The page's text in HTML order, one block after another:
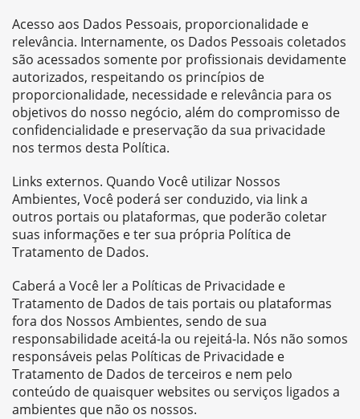
Acesso aos Dados Pessoais, proporcionalidade e
relevância. Internamente, os Dados Pessoais coletados
são acessados somente por profissionais devidamente
autorizados, respeitando os princípios de
proporcionalidade, necessidade e relevância para os
objetivos do nosso negócio, além do compromisso de
confidencialidade e preservação da sua privacidade
nos termos desta Política.
Links externos. Quando Você utilizar Nossos
Ambientes, Você poderá ser conduzido, via link a
outros portais ou plataformas, que poderão coletar
suas informações e ter sua própria Política de
Tratamento de Dados.
Caberá a Você ler a Políticas de Privacidade e
Tratamento de Dados de tais portais ou plataformas
fora dos Nossos Ambientes, sendo de sua
responsabilidade aceitá-la ou rejeitá-la. Nós não somos
responsáveis pelas Políticas de Privacidade e
Tratamento de Dados de terceiros e nem pelo
conteúdo de quaisquer websites ou serviços ligados a
ambientes que não os nossos.